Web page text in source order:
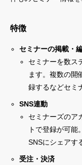
特徴
セミナーの掲載・
セミナーを数ス
ます。複数の開
録するなどセミ
SNS連動
セミナーズのア
トで登録が可能
SNSにシェアす
受注・決済